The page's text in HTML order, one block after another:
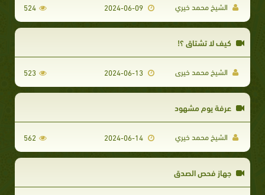
الشيخ محمد خيري 2024-06-09
524
كيف لا تشتاق ؟!
الشيخ محمد خيرى 2024-06-13
523
عرفة يوم مشهود
الشيخ محمد خيري 2024-06-14
562
جهاز فحص الصدق